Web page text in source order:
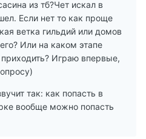
из тб?Чет искал в
Если нет то как проще
ветка гильдий или домов
Или на каком этапе
Играю впервые,
так: как попасть в
вообще можно попасть